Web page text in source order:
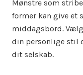
Mønstre som
former kan give
middagsbord.
din personlige stil
dit selskab.